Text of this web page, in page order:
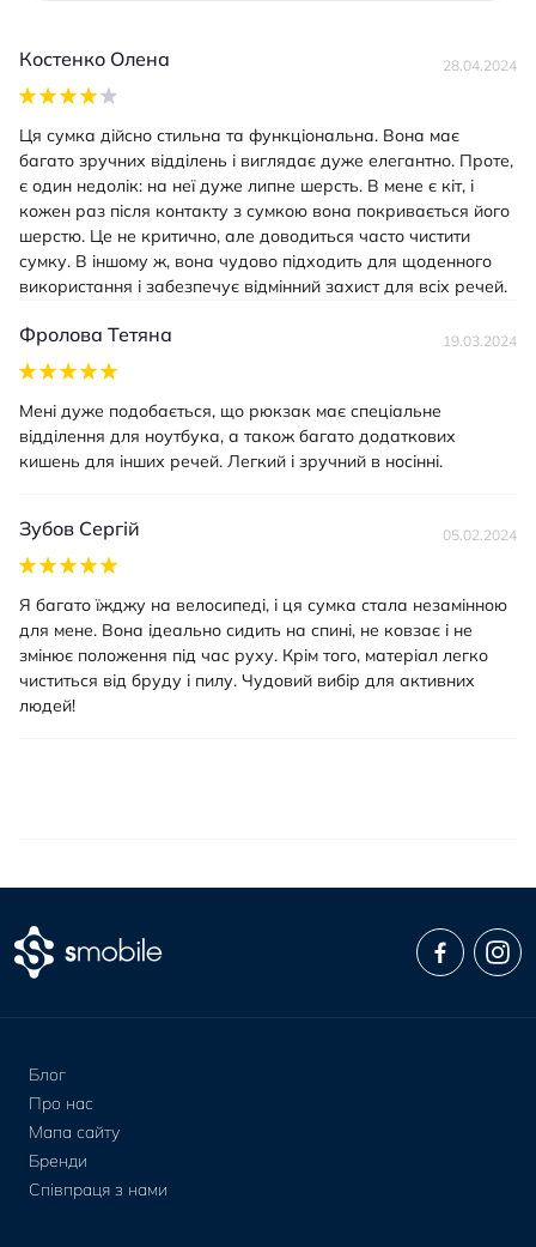
Костенко Олена 28.04.2024
Ця сумка дійсно стильна та функціональна. Вона має
багато зручних відділень і виглядає дуже елегантно. Проте,
є один недолік: на неї дуже липне шерсть. В мене є кіт, і
кожен раз після контакту з сумкою вона покривається його
шерстю. Це не критично, але доводиться часто чистити
сумку. В іншому ж, вона чудово підходить для щоденного
використання і забезпечує відмінний захист для всіх речей.
Фролова Тетяна 19.03.2024
Мені дуже подобається, що рюкзак має спеціальне
відділення для ноутбука, а також багато додаткових
кишень для інших речей. Легкий і зручний в носінні.
Зубов Сергій 05.02.2024
Я багато їжджу на велосипеді, і ця сумка стала незамінною
для мене. Вона ідеально сидить на спині, не ковзає і не
змінює положення під час руху. Крім того, матеріал легко
чиститься від бруду і пилу. Чудовий вибір для активних
людей!
Блог
Про нас
Мапа сайту
Бренди
Співпраця з нами